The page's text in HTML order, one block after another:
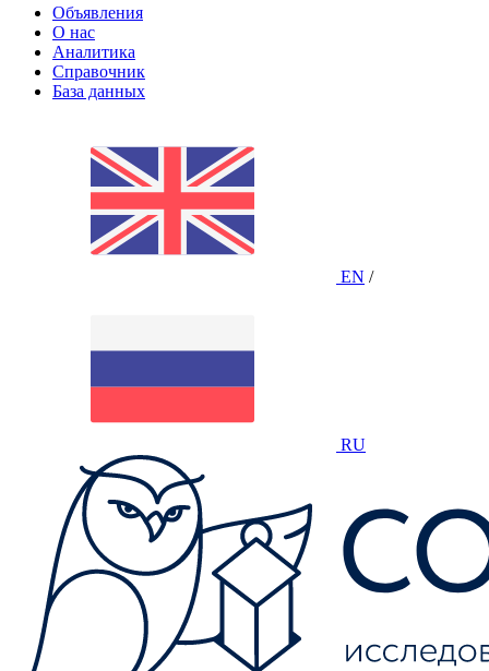
Объявления
О нас
Аналитика
Справочник
База данных
EN /
RU